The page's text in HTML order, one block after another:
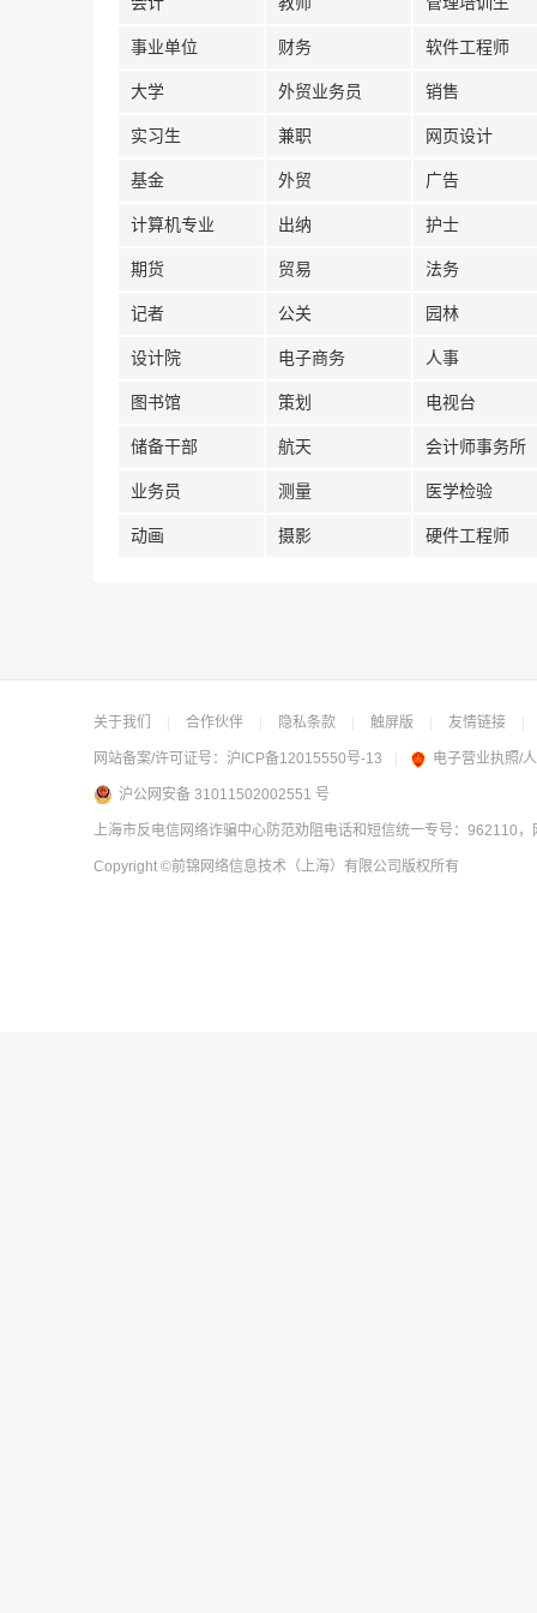
事业单位 财务 软件工程师
大学 外贸业务员 销售
实习生 兼职 网页设计
基金 外贸 广告
计算机专业 出纳 护士
期货 贸易 法务
记者 公关 园林
设计院 电子商务 人事
图书馆 策划 电视台
储备干部 航天 会计师事务所
业务员 测量 医学检验
动画 摄影 硬件工程师
关于我们 合作伙伴 隐私条款 触屏版 友情链接
网站备案/许可证号： 沪ICP备12015550号-13 电子营业执照/
沪公网安备 31011502002551 号
上海市反电信网络诈骗中心防范劝阻电话和短信统一专号：962110
Copyright ©前锦网络信息技术（上海）有限公司 版权所有